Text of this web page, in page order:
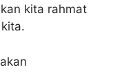
kita rahmat